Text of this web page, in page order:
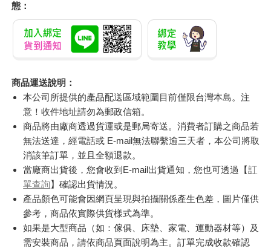
態：
商品運送說明：
本公司所提供的產品配送區域範圍目前僅限台灣本島。注
意！收件地址請勿為郵政信箱。
商品將由廠商透過貨運或是郵局寄送。消費者訂購之商品若
無法送達，經電話或 E-mail無法聯繫逾三天者，本公司將取
消該筆訂單，並且全額退款。
當廠商出貨後，您會收到E-mail出貨通知，您也可透過【訂
單查詢】確認出貨情況。
產品顏色可能會因網頁呈現與拍攝關係產生色差，圖片僅供
參考，商品依實際供貨樣式為準。
如果是大型商品（如：傢俱、床墊、家電、運動器材等）及
需安裝商品，請依商品頁面說明為主。訂單完成收款確認